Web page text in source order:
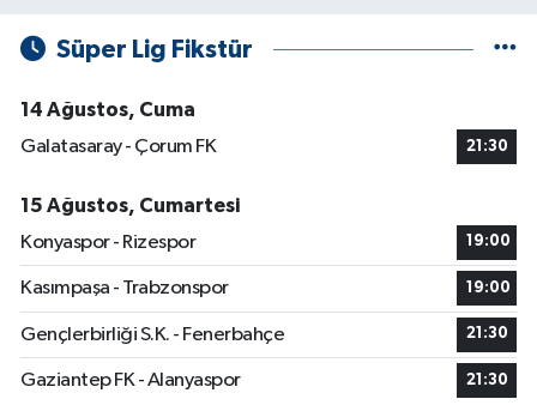
Süper Lig Fikstür
14 Ağustos, Cuma
Galatasaray - Çorum FK
21:30
15 Ağustos, Cumartesi
Konyaspor - Rizespor
19:00
Kasımpaşa - Trabzonspor 19:00
Gençlerbirliği S.K. - Fenerbahçe 21:30
Gaziantep FK - Alanyaspor 21:30